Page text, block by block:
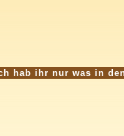
hab ihr nur was in